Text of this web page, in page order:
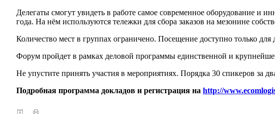
Делегаты смогут увидеть в работе самое современное оборудование
года. На нём используются тележки для сбора заказов на мезонине
Количество мест в группах ограничено. Посещение доступно
Форум пройдет в рамках деловой программы единственной и
Не упустите принять участия в мероприятиях. Порядка 30 спикеров за
Подробная программа докладов и регистрация на http://